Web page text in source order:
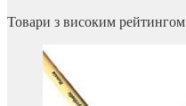
Товари з високим рейтингом